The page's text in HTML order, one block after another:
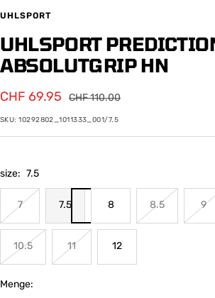
gehen
gehen
gehengehengehen
UHLSPORT
UHLSPORT
ABSOLUTGRIP HN
Angebotspreis
CHF 69.95
Regulärer
CHF 110.00
SKU:10292802_1011333_001/7.5
size: 7.5
7 7.5 8 8.5 9
10.5 11 12
Menge: